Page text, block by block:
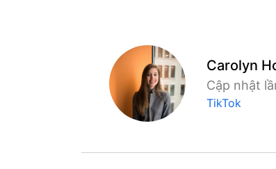
Carolyn
Cập nhật
TikTok